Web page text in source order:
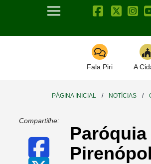
Toggle navigation
Fala Piri A
PÁGINA INICIAL / NOTÍCIAS /
Compartilhe: